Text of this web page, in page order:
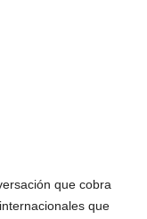
que cobra
que